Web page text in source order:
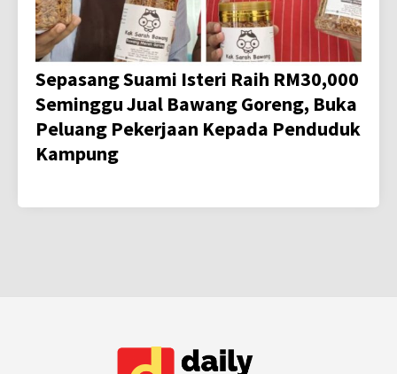
Sepasang Suami Isteri Raih RM30,000
Seminggu Jual Bawang Goreng, Buka
Peluang Pekerjaan Kepada Penduduk
Kampung